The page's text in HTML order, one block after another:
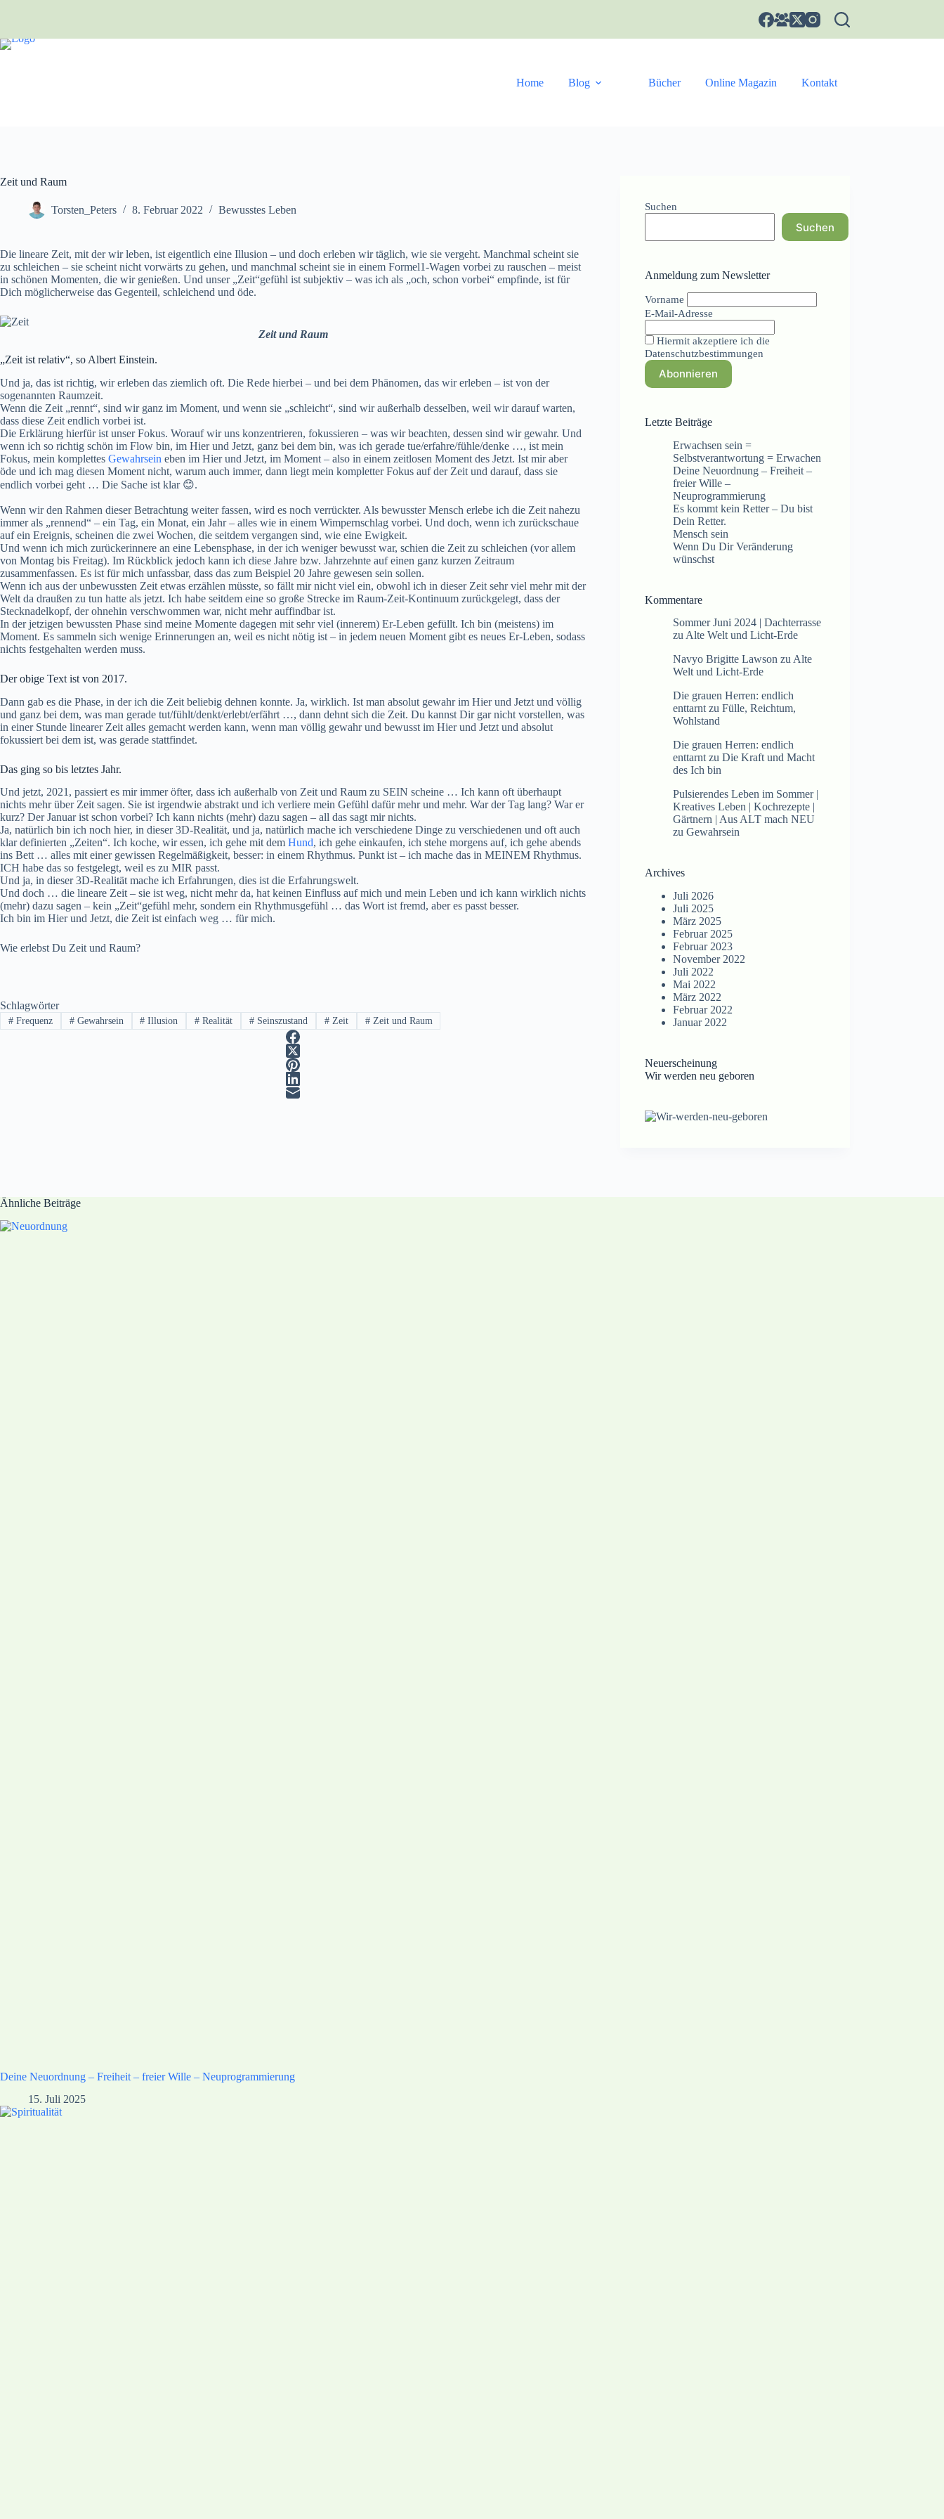
Home Blog Bücher Online Magazin Kontakt
Zeit und Raum
Torsten_Peters 8. Februar 2022 Bewusstes Leben
Die lineare Zeit, mit der wir leben, ist eigentlich eine Illusion – und doch erleben wir täglich, wie sie vergeht. Manchmal scheint sie
zu schleichen – sie scheint nicht vorwärts zu gehen, und manchmal scheint sie in einem Formel1-Wagen vorbei zu rauschen – meist
in schönen Momenten, die wir genießen. Und unser „Zeit“gefühl ist subjektiv – was ich als „och, schon vorbei“ empfinde, ist für
Dich möglicherweise das Gegenteil, schleichend und öde.
Zeit und Raum
„Zeit ist relativ“, so Albert Einstein.
Und ja, das ist richtig, wir erleben das ziemlich oft. Die Rede hierbei – und bei dem Phänomen, das wir erleben – ist von der
sogenannten Raumzeit.
Wenn die Zeit „rennt“, sind wir ganz im Moment, und wenn sie „schleicht“, sind wir außerhalb desselben, weil wir darauf warten,
dass diese Zeit endlich vorbei ist.
Die Erklärung hierfür ist unser Fokus. Worauf wir uns konzentrieren, fokussieren – was wir beachten, dessen sind wir gewahr. Und
wenn ich so richtig schön im Flow bin, im Hier und Jetzt, ganz bei dem bin, was ich gerade tue/erfahre/fühle/denke …, ist mein
Fokus, mein komplettes Gewahrsein eben im Hier und Jetzt, im Moment – also in einem zeitlosen Moment des Jetzt. Ist mir aber
öde und ich mag diesen Moment nicht, warum auch immer, dann liegt mein kompletter Fokus auf der Zeit und darauf, dass sie
endlich vorbei geht … Die Sache ist klar 😊.
Wenn wir den Rahmen dieser Betrachtung weiter fassen, wird es noch verrückter. Als bewusster Mensch erlebe ich die Zeit nahezu
immer als „rennend“ – ein Tag, ein Monat, ein Jahr – alles wie in einem Wimpernschlag vorbei. Und doch, wenn ich zurückschaue
auf ein Ereignis, scheinen die zwei Wochen, die seitdem vergangen sind, wie eine Ewigkeit.
Und wenn ich mich zurückerinnere an eine Lebensphase, in der ich weniger bewusst war, schien die Zeit zu schleichen (vor allem
von Montag bis Freitag). Im Rückblick jedoch kann ich diese Jahre bzw. Jahrzehnte auf einen ganz kurzen Zeitraum
zusammenfassen. Es ist für mich unfassbar, dass das zum Beispiel 20 Jahre gewesen sein sollen.
Wenn ich aus der unbewussten Zeit etwas erzählen müsste, so fällt mir nicht viel ein, obwohl ich in dieser Zeit sehr viel mehr mit der
Welt da draußen zu tun hatte als jetzt. Ich habe seitdem eine so große Strecke im Raum-Zeit-Kontinuum zurückgelegt, dass der
Stecknadelkopf, der ohnehin verschwommen war, nicht mehr auffindbar ist.
In der jetzigen bewussten Phase sind meine Momente dagegen mit sehr viel (innerem) Er-Leben gefüllt. Ich bin (meistens) im
Moment. Es sammeln sich wenige Erinnerungen an, weil es nicht nötig ist – in jedem neuen Moment gibt es neues Er-Leben, sodass
nichts festgehalten werden muss.
Der obige Text ist von 2017.
Dann gab es die Phase, in der ich die Zeit beliebig dehnen konnte. Ja, wirklich. Ist man absolut gewahr im Hier und Jetzt und völlig
und ganz bei dem, was man gerade tut/fühlt/denkt/erlebt/erfährt …, dann dehnt sich die Zeit. Du kannst Dir gar nicht vorstellen, was
in einer Stunde linearer Zeit alles gemacht werden kann, wenn man völlig gewahr und bewusst im Hier und Jetzt und absolut
fokussiert bei dem ist, was gerade stattfindet.
Das ging so bis letztes Jahr.
Und jetzt, 2021, passiert es mir immer öfter, dass ich außerhalb von Zeit und Raum zu SEIN scheine … Ich kann oft überhaupt
nichts mehr über Zeit sagen. Sie ist irgendwie abstrakt und ich verliere mein Gefühl dafür mehr und mehr. War der Tag lang? War er
kurz? Der Januar ist schon vorbei? Ich kann nichts (mehr) dazu sagen – all das sagt mir nichts.
Ja, natürlich bin ich noch hier, in dieser 3D-Realität, und ja, natürlich mache ich verschiedene Dinge zu verschiedenen und oft auch
klar definierten „Zeiten“. Ich koche, wir essen, ich gehe mit dem Hund, ich gehe einkaufen, ich stehe morgens auf, ich gehe abends
ins Bett … alles mit einer gewissen Regelmäßigkeit, besser: in einem Rhythmus. Punkt ist – ich mache das in MEINEM Rhythmus.
ICH habe das so festgelegt, weil es zu MIR passt.
Und ja, in dieser 3D-Realität mache ich Erfahrungen, dies ist die Erfahrungswelt.
Und doch … die lineare Zeit – sie ist weg, nicht mehr da, hat keinen Einfluss auf mich und mein Leben und ich kann wirklich nichts
(mehr) dazu sagen – kein „Zeit“gefühl mehr, sondern ein Rhythmusgefühl … das Wort ist fremd, aber es passt besser.
Ich bin im Hier und Jetzt, die Zeit ist einfach weg … für mich.
Wie erlebst Du Zeit und Raum?
Schlagwörter
#Frequenz #Gewahrsein # Illusion # Realität # Seinszustand #Zeit #Zeit und Raum
Suchen
Suchen
Anmeldung zum Newsletter
Vorname
E-Mail-Adresse
Hiermit akzeptiere ich die
Datenschutzbestimmungen
Letzte Beiträge
Erwachsen sein =
Selbstverantwortung = Erwachen
Deine Neuordnung – Freiheit –
freier Wille –
Neuprogrammierung
Es kommt kein Retter – Du bist
Dein Retter.
Mensch sein
Wenn Du Dir Veränderung
wünschst
Kommentare
Sommer Juni 2024 | Dachterrasse
zu Alte Welt und Licht-Erde
Navyo Brigitte Lawson zu Alte
Welt und Licht-Erde
Die grauen Herren: endlich
enttarnt zuFülle, Reichtum,
Wohlstand
Die grauen Herren: endlich
enttarnt zuDie Kraft und Macht
des Ich bin
Pulsierendes Leben im Sommer |
Kreatives Leben | Kochrezepte |
Gärtnern | Aus ALT mach NEU
zuGewahrsein
Archives
Juli 2026
Juli 2025
März 2025
Februar 2025
Februar 2023
November 2022
Juli 2022
Mai 2022
März 2022
Februar 2022
Januar 2022
Neuerscheinung
Wir werden neu geboren
Ähnliche Beiträge
Deine Neuordnung – Freiheit – freier Wille – Neuprogrammierung
15. Juli 2025